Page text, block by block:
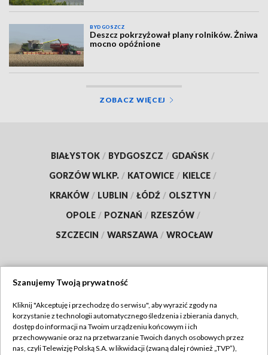
BYDGOSZCZ
Deszcz pokrzyżował plany rolników. Żniwa
mocno opóźnione
ZOBACZ WIĘCEJ
BIAŁYSTOK / BYDGOSZCZ / GDAŃSK /
GORZÓW WLKP. / KATOWICE / KIELCE /
KRAKÓW / LUBLIN / ŁÓDŹ / OLSZTYN /
OPOLE / POZNAŃ / RZESZÓW /
SZCZECIN / WARSZAWA / WROCŁAW
TVP
Abonament TVP
Regulamin TVP
Szanujemy Twoją prywatność
Kliknij "Akceptuję i przechodzę do serwisu", aby wyrazić zgody na
korzystanie z technologii automatycznego śledzenia i zbierania danych,
dostęp do informacji na Twoim urządzeniu końcowym i ich
przechowywanie oraz na przetwarzanie Twoich danych osobowych przez
nas, czyli Telewizję Polską S.A. w likwidacji (zwaną dalej również „TVP”),